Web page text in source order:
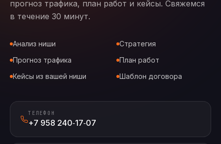
прогноз трафика, план работ и кейсы. Свяжемся
в течение 30 минут.
Анализ ниши
Стратегия
Прогноз трафика
План работ
Кейсы из вашей ниши
Шаблон договора
ТЕЛЕФОН
+7 958 240‑17‑07